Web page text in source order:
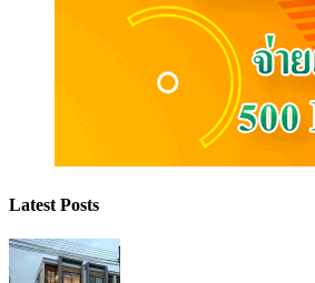
Latest Posts